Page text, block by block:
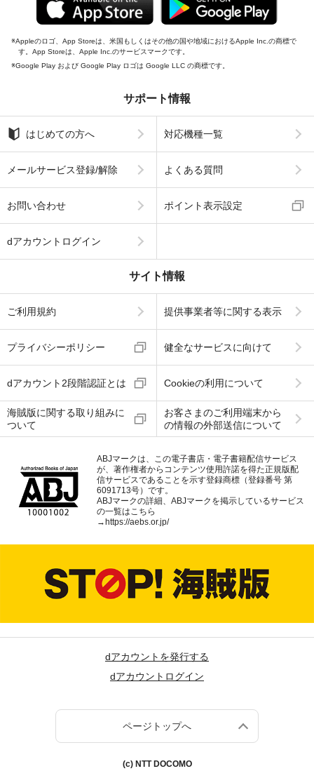
Appleのロゴ、App Storeは、米国もしくはその他の国や地域におけるApple Inc.の商標で
す。App Storeは、Apple Inc.のサービスマークです。
Google Play および Google Play ロゴは Google LLC の商標です。
サポート情報
はじめての方へ 対応機種一覧
メールサービス登録/解除 よくある質問
お問い合わせ ポイント表示設定
dアカウントログイン
サイト情報
ご利用規約 提供事業者等に関する表示
プライバシーポリシー 健全なサービスに向けて
dアカウント2段階認証とは Cookieの利用について
海賊版に関する取り組みに
ついて
お客さまのご利用端末から
の情報の外部送信について
ABJマークは、この電子書店・電子書籍配信サービス
が、著作権者からコンテンツ使用許諾を得た正規版配
信サービスであることを示す登録商標（登録番号 第
6091713号）です。
ABJマークの詳細、ABJマークを掲示しているサービス
の一覧はこちら
→ https://aebs.or.jp/
dアカウントを発行する
dアカウントログイン
ページトップへ
(c) NTT DOCOMO